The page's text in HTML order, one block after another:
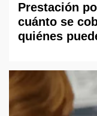
Prestación
cuánto se
quiénes